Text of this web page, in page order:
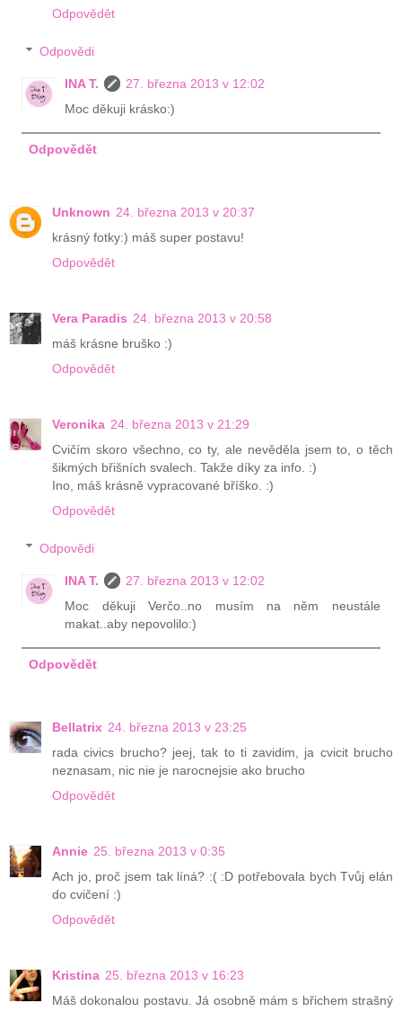
Odpovědět
Odpovědi
INA T.
27. března 2013 v 12:02
Moc děkuji krásko:)
Odpovědět
Unknown 24. března 2013 v 20:37
krásný fotky:) máš super postavu!
Odpovědět
Vera Paradis 24. března 2013 v 20:58
máš krásne bruško :)
Odpovědět
Veronika 24. března 2013 v 21:29
Cvičím skoro všechno, co ty, ale nevěděla jsem to, o těch
šikmých břišních svalech. Takže díky za info. :)
Ino, máš krásně vypracované bříško. :)
Odpovědět
Odpovědi
INA T.
27. března 2013 v 12:02
Moc děkuji Verčo..no musím na něm neustále
makat..aby nepovolilo:)
Odpovědět
Bellatrix 24. března 2013 v 23:25
rada civics brucho? jeej, tak to ti zavidim, ja cvicit brucho
neznasam, nic nie je narocnejsie ako brucho
Odpovědět
Annie 25. března 2013 v 0:35
Ach jo, proč jsem tak líná? :( :D potřebovala bych Tvůj elán
do cvičení :)
Odpovědět
Kristina 25. března 2013 v 16:23
Máš dokonalou postavu. Já osobně mám s břichem strašný